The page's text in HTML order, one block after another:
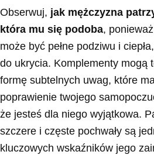
Obserwuj, jak mężczyzna
która mu się podoba,
może być pełne podziwu i
do ukrycia. Komplementy mogą
formę subtelnych uwag, które
poprawienie twojego
że jesteś dla niego wyjątkowa.
szczere i częste pochwały są
kluczowych wskaźników jego